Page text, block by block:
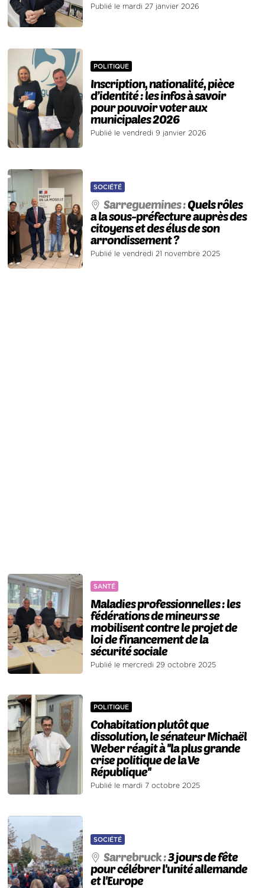
Publié le mardi 27 janvier 2026
POLITIQUE
Inscription, nationalité, pièce
d’identité : les infos à savoir
pour pouvoir voter aux
municipales 2026
Publié le vendredi 9 janvier 2026
SOCIÉTÉ
Sarreguemines :Quels rôles
a la sous-préfecture auprès des
citoyens et des élus de son
arrondissement ?
Publié le vendredi 21 novembre 2025
SANTÉ
Maladies professionnelles : les
fédérations de mineurs se
mobilisent contre le projet de
loi de financement de la
sécurité sociale
Publié le mercredi 29 octobre 2025
POLITIQUE
Cohabitation plutôt que
dissolution, le sénateur Michaël
Weber réagit à ''la plus grande
crise politique de la Ve
République''
Publié le mardi 7 octobre 2025
SOCIÉTÉ
Sarrebruck :3 jours de fête
pour célébrer l'unité allemande
et l'Europe